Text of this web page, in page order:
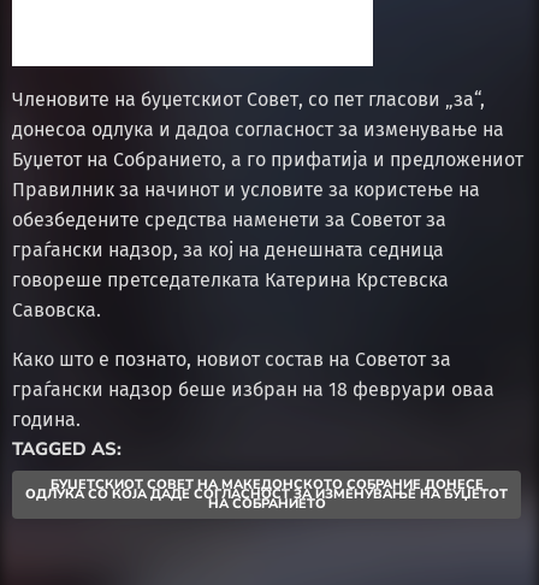
Членовите на буџетскиот Совет, со пет гласови „за“,
донесоа одлука и дадоа согласност за изменување на
Буџетот на Собранието, а го прифатија и предложениот
Правилник за начинот и условите за користење на
обезбедените средства наменети за Советот за
граѓански надзор, за кој на денешната седница
говореше претседателката Катерина Крстевска
Савовска.
Како што е познато, новиот состав на Советот за
граѓански надзор беше избран на 18 февруари оваа
година.
TAGGED AS:
БУЏЕТСКИОТ СОВЕТ НА МАКЕДОНСКОТО СОБРАНИЕ ДОНЕСЕ
ОДЛУКА СО КОЈА ДАДЕ СОГЛАСНОСТ ЗА ИЗМЕНУВАЊЕ НА БУЏЕТОТ
НА СОБРАНИЕТО